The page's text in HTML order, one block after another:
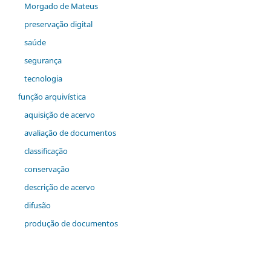
Morgado de Mateus
preservação digital
saúde
segurança
tecnologia
função arquivística
aquisição de acervo
avaliação de documentos
classificação
conservação
descrição de acervo
difusão
produção de documentos